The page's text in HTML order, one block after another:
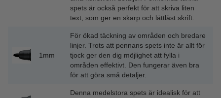
spets är också perfekt för att skriva liten
text, som ger en skarp och lättläst skrift.
1mm
För ökad täckning av områden och bredare
linjer. Trots att pennans spets inte är allt för
tjock ger den dig möjlighet att fylla i
områden effektivt. Den fungerar även bra
för att göra små detaljer.
Denna medelstora spets är idealisk för att